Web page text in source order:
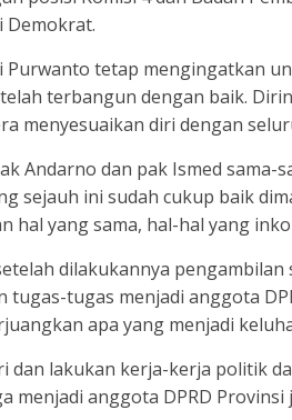
Demokrat.
Purwanto tetap mengingatkan
terbangun dengan baik.
menyesuaikan diri dengan
Andarno dan pak Ismed
sejauh ini sudah cukup baik
hal yang sama, hal-hal yang
dilakukannya
tugas-tugas menjadi anggota
apa yang menjadi
dan lakukan kerja-kerja politik
menjadi anggota DPRD